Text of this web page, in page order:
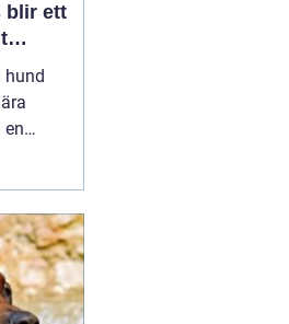
blir ett
hund
en
kan